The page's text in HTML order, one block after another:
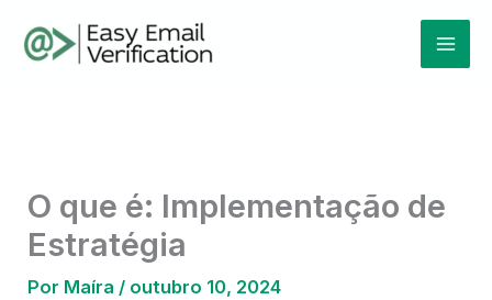
para
O que é: Implementação de
Estratégia
Por Maíra / outubro 10, 2024